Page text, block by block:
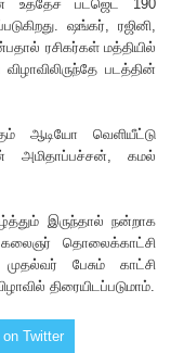
உத்தேச பட்ஜெட் 190
ஷங்கர், ர‌ஜினி,
ரசிகர்கள் மத்தியில்
படத்தின்
ஆடியோ வெளியீட்டு
அமிதாப்பச்சன், கமல்
இருந்தால் நன்றாக
கலைஞர் தொலைக்காட்சி
பேசும் காட்சி
திரையிடப்படுமாம்.
Twitter